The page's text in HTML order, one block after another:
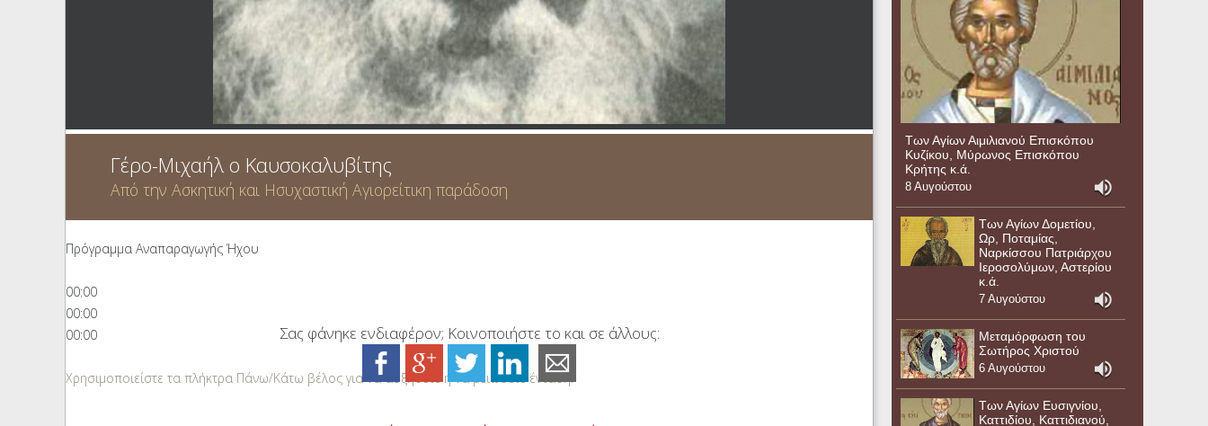
Γέρο-Μιχαήλ ο Καυσοκαλυβίτης
Από την Ασκητική και Ησυχαστική Αγιορείτικη παράδοση
Πρόγραμμα Αναπαραγωγής Ήχου
00:00
00:00
00:00
Χρησιμοποιείστε τα πλήκτρα Πάνω/Κάτω βέλος για να αυξήσετε ή να μειώσετε ένταση.
Σας φάνηκε ενδιαφέρον; Κοινοποιήστε το και σε άλλους:
Των Αγίων Αιμιλιανού Επισκόπου
Κυζίκου, Μύρωνος Επισκόπου
Κρήτης κ.ά.
8 Αυγούστου
Των Αγίων Δομετίου,
Ωρ, Ποταμίας,
Ναρκίσσου Πατριάρχου
Ιεροσολύμων, Αστερίου
κ.ά.
7 Αυγούστου
Μεταμόρφωση του
Σωτήρος Χριστού
6 Αυγούστου
Των Αγίων Ευσιγνίου,
Καττιδίου, Καττιδιανού,